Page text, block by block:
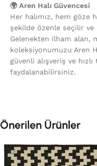
🌍 Aren Halı Güvencesi
Her halımız, hem göze
şekilde özenle seçilir ve
Gelenekten ilham alan,
koleksiyonumuzu Aren
güvenli alışveriş ve
faydalanabilirsiniz.
Önerilen Ürünler